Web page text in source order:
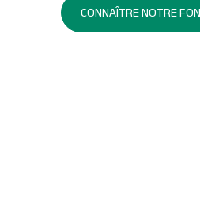
CONNAÎTRE NOTRE